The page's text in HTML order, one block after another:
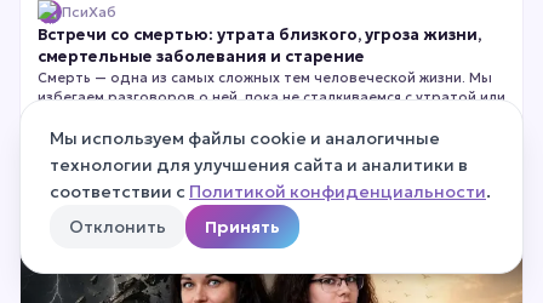
ПсиХаб
Встречи со смертью: утрата близкого, угроза жизни,
смертельные заболевания и старение
Смерть — одна из самых сложных тем человеческой жизни. Мы
избегаем разговоров о ней, пока не сталкиваемся с утратой или
поговорим о переживании смерти, горя и неизлечимой болезни
с позиции современной психологии. Без мистики, банальных
утешений и готовых рецептов — только честный, глубокий и
профессиональный разговор о том, как психика проживает
самые тяжёлые испытания.
⏱1 ч 25 мин
2 500₽ −60% 1 000₽
Мы используем файлы cookie и аналогичные
технологии для улучшения сайта и аналитики в
соответствии с Политикой конфиденциальности.
Отклонить
Принять